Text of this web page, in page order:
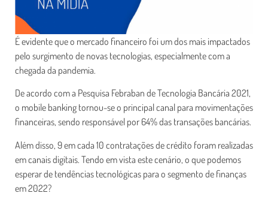
É evidente que o mercado financeiro foi um dos mais impactados
pelo surgimento de novas tecnologias, especialmente com a
chegada da pandemia.
De acordo com a Pesquisa Febraban de Tecnologia Bancária 2021,
o mobile banking tornou-se o principal canal para movimentações
financeiras, sendo responsável por 64% das transações bancárias.
Além disso, 9 em cada 10 contratações de crédito foram realizadas
em canais digitais. Tendo em vista este cenário, o que podemos
esperar de tendências tecnológicas para o segmento de finanças
em 2022?